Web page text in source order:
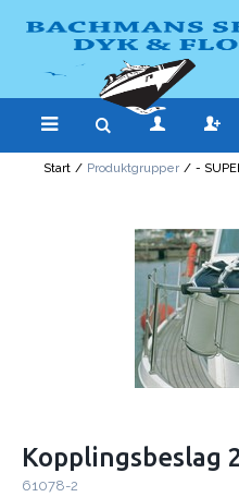
Start / Produktgrupper / -
Kopplingsbeslag
61078-2